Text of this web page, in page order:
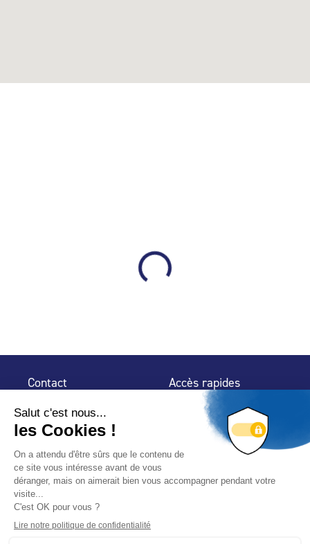
Contact
32 rue de Mogador
75 009 Paris
Accès rapides
Espace Presse
Trouver un
professionnel
Nous suivre